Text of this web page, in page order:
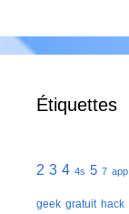
Étiquettes
2 3 4 4s 5 7 app
geek gratuit hack